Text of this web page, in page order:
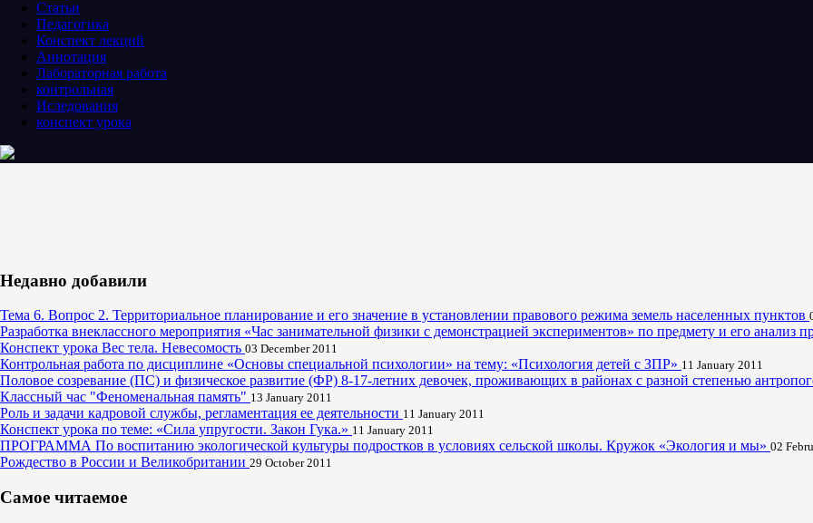
Статьи
Педагогика
Конспект лекций
Аннотация
Лабораторная работа
контрольная
Иследования
конспект урока
Недавно добавили
Тема 6. Вопрос 2. Территориальное планирование и его значение в установлении правового режима земель населенных пунктов
Разработка внеклассного мероприятия «Час занимательной физики с демонстрацией экспериментов» по предмету и его анализ
Конспект урока Вес тела. Невесомость 03 December 2011
Контрольная работа по дисциплине «Основы специальной психологии» на тему: «Психология детей с ЗПР» 11 January 2011
Половое созревание (ПС) и физическое развитие (ФР) 8-17-летних девочек, проживающих в районах с разной степенью
Классный час "Феноменальная память" 13 January 2011
Роль и задачи кадровой службы, регламентация ее деятельности 11 January 2011
Конспект урока по теме: «Сила упругости. Закон Гука.» 11 January 2011
ПРОГРАММА По воспитанию экологической культуры подростков в условиях сельской школы. Кружок «Экология и мы» 02
Рождество в России и Великобритании 29 October 2011
Самое читаемое